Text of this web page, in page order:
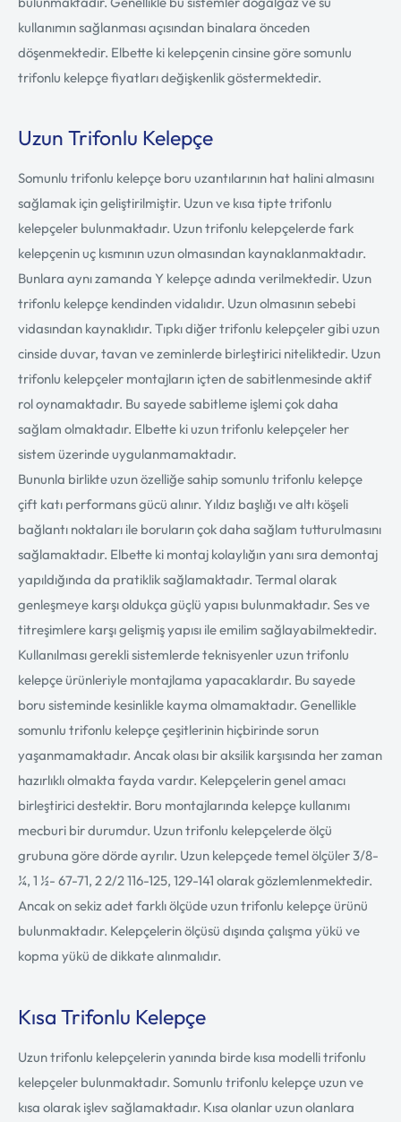
kullanımın sağlanması açısından binalara önceden
döşenmektedir. Elbette ki kelepçenin cinsine göre somunlu
trifonlu kelepçe fiyatları değişkenlik göstermektedir.
Uzun Trifonlu Kelepçe
Somunlu trifonlu kelepçe boru uzantılarının hat halini almasını
sağlamak için geliştirilmiştir. Uzun ve kısa tipte trifonlu
kelepçeler bulunmaktadır. Uzun trifonlu kelepçelerde fark
kelepçenin uç kısmının uzun olmasından kaynaklanmaktadır.
Bunlara aynı zamanda Y kelepçe adında verilmektedir. Uzun
trifonlu kelepçe kendinden vidalıdır. Uzun olmasının sebebi
vidasından kaynaklıdır. Tıpkı diğer trifonlu kelepçeler gibi uzun
cinside duvar, tavan ve zeminlerde birleştirici niteliktedir. Uzun
trifonlu kelepçeler montajların içten de sabitlenmesinde aktif
rol oynamaktadır. Bu sayede sabitleme işlemi çok daha
sağlam olmaktadır. Elbette ki uzun trifonlu kelepçeler her
sistem üzerinde uygulanmamaktadır.
Bununla birlikte uzun özelliğe sahip somunlu trifonlu kelepçe
çift katı performans gücü alınır. Yıldız başlığı ve altı köşeli
bağlantı noktaları ile boruların çok daha sağlam tutturulmasını
sağlamaktadır. Elbette ki montaj kolaylığın yanı sıra demontaj
yapıldığında da pratiklik sağlamaktadır. Termal olarak
genleşmeye karşı oldukça güçlü yapısı bulunmaktadır. Ses ve
titreşimlere karşı gelişmiş yapısı ile emilim sağlayabilmektedir.
Kullanılması gerekli sistemlerde teknisyenler uzun trifonlu
kelepçe ürünleriyle montajlama yapacaklardır. Bu sayede
boru sisteminde kesinlikle kayma olmamaktadır. Genellikle
somunlu trifonlu kelepçe çeşitlerinin hiçbirinde sorun
yaşanmamaktadır. Ancak olası bir aksilik karşısında her zaman
hazırlıklı olmakta fayda vardır. Kelepçelerin genel amacı
birleştirici destektir. Boru montajlarında kelepçe kullanımı
mecburi bir durumdur. Uzun trifonlu kelepçelerde ölçü
grubuna göre dörde ayrılır. Uzun kelepçede temel ölçüler 3/8-
¼, 1 ½- 67-71, 2 2/2 116-125, 129-141 olarak gözlemlenmektedir.
Ancak on sekiz adet farklı ölçüde uzun trifonlu kelepçe ürünü
bulunmaktadır. Kelepçelerin ölçüsü dışında çalışma yükü ve
kopma yükü de dikkate alınmalıdır.
Kısa Trifonlu Kelepçe
Uzun trifonlu kelepçelerin yanında birde kısa modelli trifonlu
kelepçeler bulunmaktadır. Somunlu trifonlu kelepçe uzun ve
kısa olarak işlev sağlamaktadır. Kısa olanlar uzun olanlara